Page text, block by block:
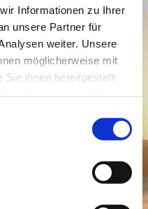
Informationen zu Ihrer
unsere Partner für
weiter. Unsere
möglicherweise mit
Sie ihnen bereitgestellt